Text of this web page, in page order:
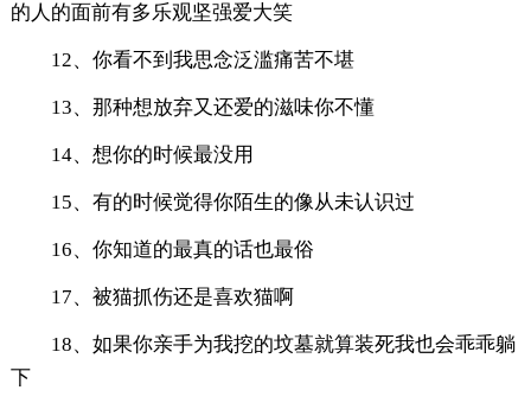
的人的面前有多乐观坚强爱大笑
12、你看不到我思念泛滥痛苦不堪
13、那种想放弃又还爱的滋味你不懂
14、想你的时候最没用
15、有的时候觉得你陌生的像从未认识过
16、你知道的最真的话也最俗
17、被猫抓伤还是喜欢猫啊
18、如果你亲手为我挖的坟墓就算装死我也会乖乖躺
下